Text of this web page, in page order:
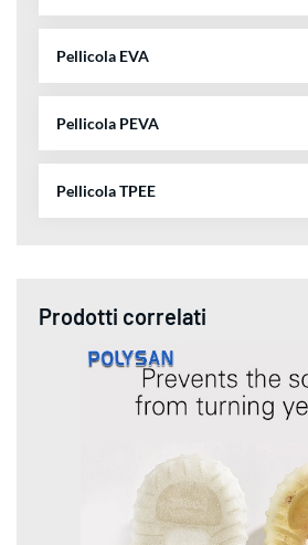
Pellicola EVA
Pellicola PEVA
Pellicola TPEE
Prodotti correlati